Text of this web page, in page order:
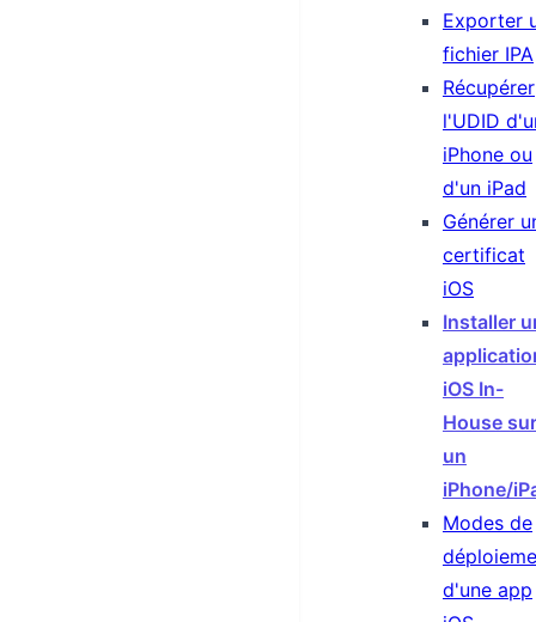
Exporter
fichier IPA
Récupérer
l'UDID
iPhone ou
d'un iPad
Générer
certificat
iOS
Installer
iOS In-
House sur
un
iPhone/
Modes de
d'une app